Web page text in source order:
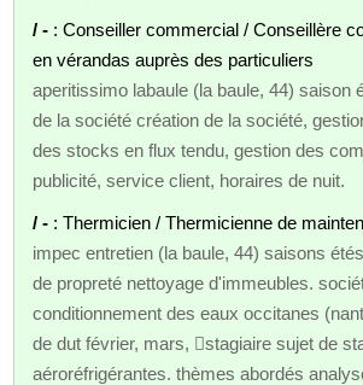
/ - : Conseiller commercial / Conseillère
en vérandas auprès des particuliers
aperitissimo labaule (la baule, 44) saison
de la société création de la société,
des stocks en flux tendu, gestion des
publicité, service client, horaires de nuit.
/ - : Thermicien / Thermicienne de
impec entretien (la baule, 44) saisons
de propreté nettoyage d'immeubles.
conditionnement des eaux occitanes
de dut février, mars, stagiaire sujet de
aéroréfrigérantes. thèmes abordés